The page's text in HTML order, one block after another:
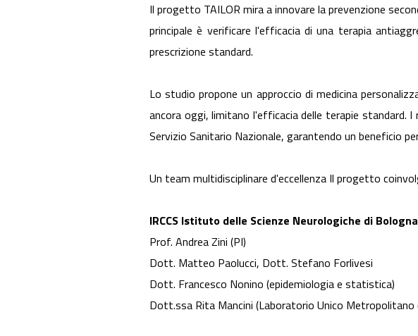
Il progetto TAILOR mira a innovare la prevenzione
principale è verificare l'efficacia di una terapia
prescrizione standard.
Lo studio propone un approccio di medicina
ancora oggi, limitano l'efficacia delle terapie standard.
Servizio Sanitario Nazionale, garantendo un beneficio
Un team multidisciplinare d'eccellenza Il progetto
IRCCS Istituto delle Scienze Neurologiche di
Prof. Andrea Zini (PI)
Dott. Matteo Paolucci, Dott. Stefano Forlivesi
Dott. Francesco Nonino (epidemiologia e statistica)
Dott.ssa Rita Mancini (Laboratorio Unico Metropolitano